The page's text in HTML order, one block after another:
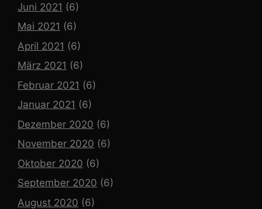
Juni 2021 (6)
Mai 2021 (6)
April 2021 (6)
März 2021 (6)
Februar 2021 (6)
Januar 2021 (6)
Dezember 2020 (6)
November 2020 (6)
Oktober 2020 (6)
September 2020 (6)
August 2020 (6)